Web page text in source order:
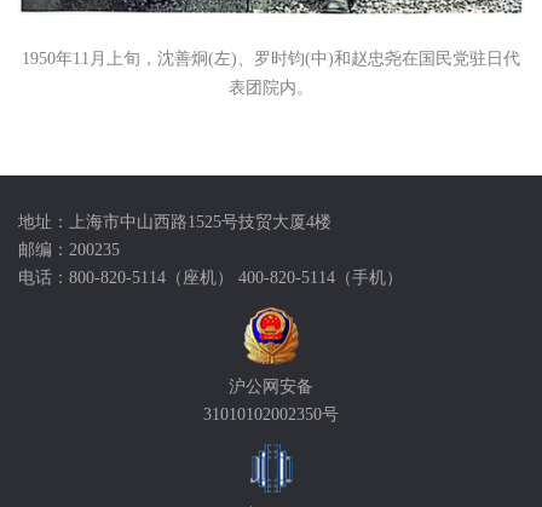
1950年11月上旬，沈善炯(左)、罗时钧(中)和赵忠尧在国民党驻日代
表团院内。
地址：上海市中山西路1525号技贸大厦4楼
邮编：200235
电话：800-820-5114（座机） 400-820-5114（手机）
沪公网安备
31010102002350号